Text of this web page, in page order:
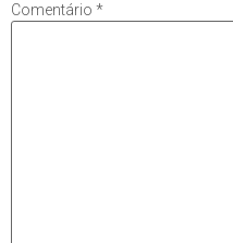
Comentário *